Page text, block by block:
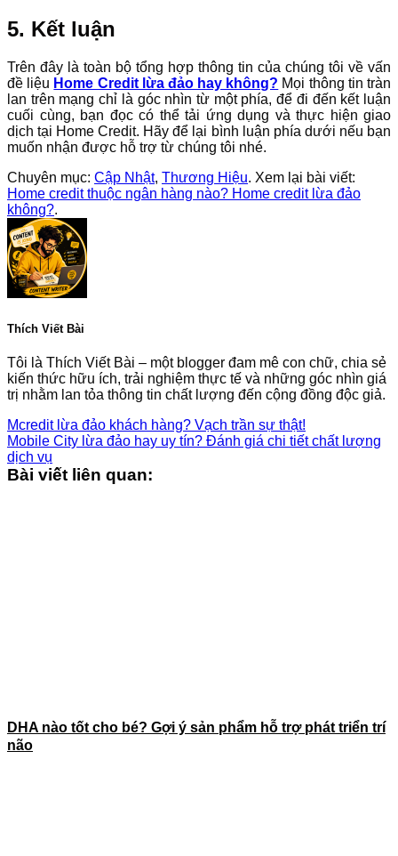
5. Kết luận
Trên đây là toàn bộ tổng hợp thông tin của chúng tôi về vấn
đề liệu Home Credit lừa đảo hay không? Mọi thông tin tràn
lan trên mạng chỉ là góc nhìn từ một phía, để đi đến kết luận
cuối cùng, bạn đọc có thể tải ứng dụng và thực hiện giao
dịch tại Home Credit. Hãy để lại bình luận phía dưới nếu bạn
muốn nhận được hỗ trợ từ chúng tôi nhé.
Chuyên mục: Cập Nhật, Thương Hiệu. Xem lại bài viết:
Home credit thuộc ngân hàng nào? Home credit lừa đảo
không?.
Thích Viết Bài
Tôi là Thích Viết Bài – một blogger đam mê con chữ, chia sẻ
kiến thức hữu ích, trải nghiệm thực tế và những góc nhìn giá
trị nhằm lan tỏa thông tin chất lượng đến cộng đồng độc giả.
Mcredit lừa đảo khách hàng? Vạch trần sự thật!
Mobile City lừa đảo hay uy tín? Đánh giá chi tiết chất lượng
dịch vụ
Bài viết liên quan:
DHA nào tốt cho bé? Gợi ý sản phẩm hỗ trợ phát triển trí
não